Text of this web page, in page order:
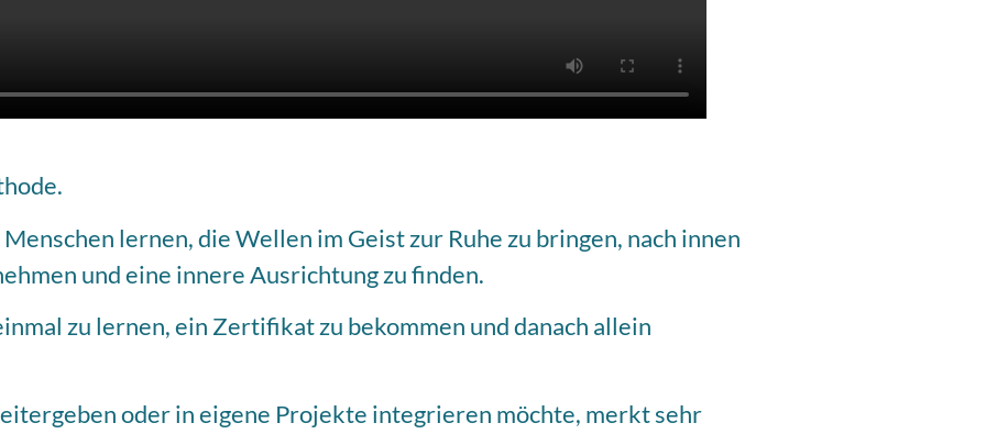
lernen, die Wellen im Geist zur Ruhe zu bringen, nach innen
und eine innere Ausrichtung zu finden.
zu lernen, ein Zertifikat zu bekommen und danach allein
oder in eigene Projekte integrieren möchte, merkt sehr